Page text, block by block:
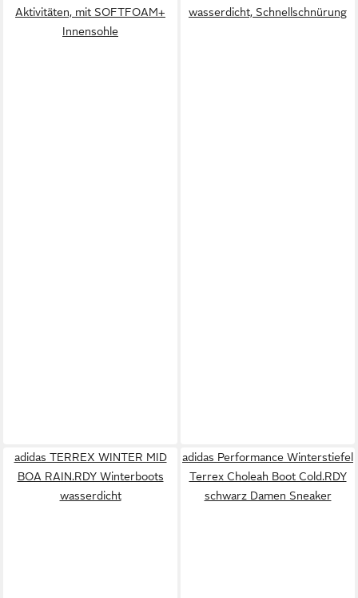
Aktivitäten, mit SOFTFOAM+
Innensohle
wasserdicht, Schnellschnürung
adidas TERREX WINTER MID
BOA RAIN.RDY Winterboots
wasserdicht
adidas Performance Winterstiefel
Terrex Choleah Boot Cold.RDY
schwarz Damen Sneaker